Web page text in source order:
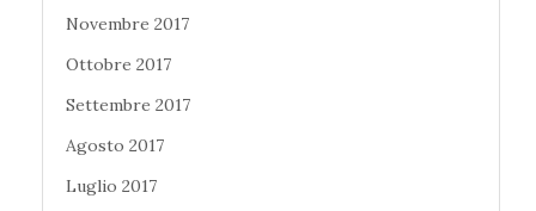
Novembre 2017
Ottobre 2017
Settembre 2017
Agosto 2017
Luglio 2017